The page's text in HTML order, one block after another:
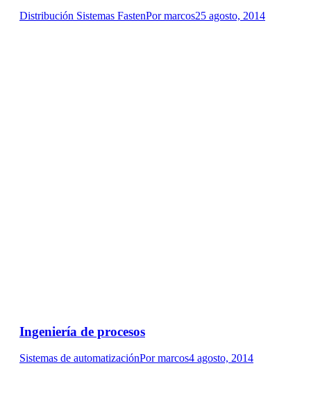
Distribución Sistemas FastenPormarcos25 agosto, 2014
Ingeniería de procesos
Sistemas de automatizaciónPormarcos4 agosto, 2014